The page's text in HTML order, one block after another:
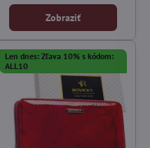
Zobraziť
Len dnes: Zľava 10% s kódom:
ALL10